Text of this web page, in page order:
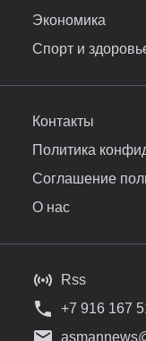
Экономика
Спорт и
Контакты
Политика
Соглашение
О нас
Rss
+7 916 167